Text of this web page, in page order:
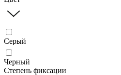
Серый
Черный
Степень фиксации